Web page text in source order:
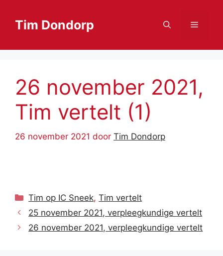
naarTim Dondorp Menu
26 november 2021,
Tim vertelt (1)
26 november 2021 door Tim Dondorp
Categorieën
Tim op IC Sneek,Tim vertelt
25 november 2021, verpleegkundige vertelt
26 november 2021, verpleegkundige vertelt